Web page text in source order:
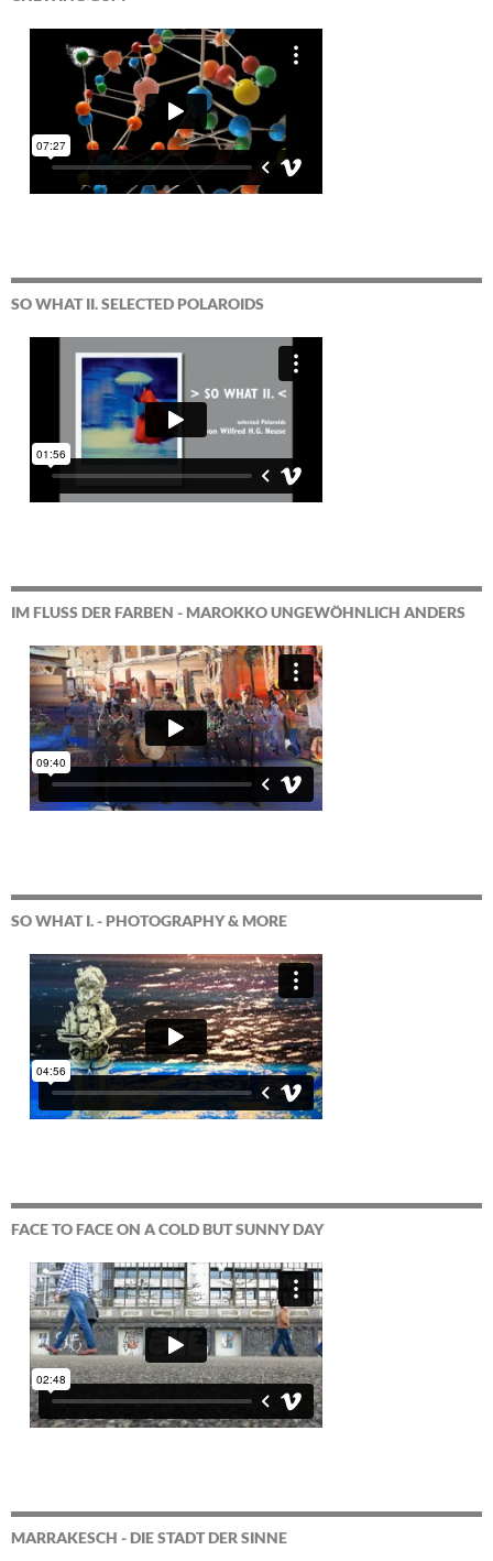
SO WHAT II. SELECTED POLAROIDS
IM FLUSS DER FARBEN - MAROKKO UNGEWÖHNLICH ANDERS
SO WHAT I. - PHOTOGRAPHY & MORE
FACE TO FACE ON A COLD BUT SUNNY DAY
MARRAKESCH - DIE STADT DER SINNE